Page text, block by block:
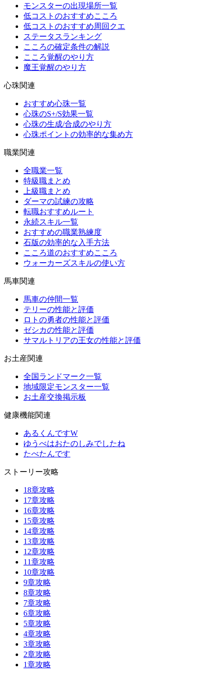
モンスターの出現場所一覧
低コストのおすすめこころ
低コストのおすすめ周回クエ
ステータスランキング
こころの確定条件の解説
こころ覚醒のやり方
魔王覚醒のやり方
心珠関連
おすすめ心珠一覧
心珠のS+/S効果一覧
心珠の生成/合成のやり方
心珠ポイントの効率的な集め方
職業関連
全職業一覧
特級職まとめ
上級職まとめ
ダーマの試練の攻略
転職おすすめルート
永続スキル一覧
おすすめの職業熟練度
石版の効率的な入手方法
こころ道のおすすめこころ
ウォーカーズスキルの使い方
馬車関連
馬車の仲間一覧
テリーの性能と評価
ロトの勇者の性能と評価
ゼシカの性能と評価
サマルトリアの王女の性能と評価
お土産関連
全国ランドマーク一覧
地域限定モンスター一覧
お土産交換掲示板
健康機能関連
あるくんですW
ゆうべはおたのしみでしたね
たべたんです
ストーリー攻略
18章攻略
17章攻略
16章攻略
15章攻略
14章攻略
13章攻略
12章攻略
11章攻略
10章攻略
9章攻略
8章攻略
7章攻略
6章攻略
5章攻略
4章攻略
3章攻略
2章攻略
1章攻略